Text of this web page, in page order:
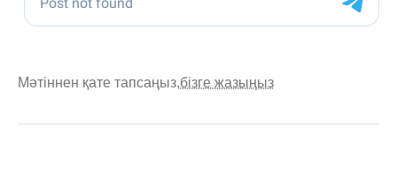
Мәтіннен қате тапсаңыз,бізге жазыңыз